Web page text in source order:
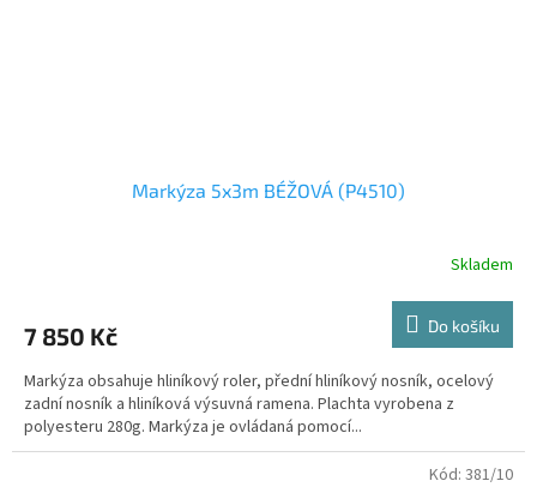
Markýza 5x3m BÉŽOVÁ (P4510)
Skladem
7 850 Kč Do košíku
Markýza obsahuje hliníkový roler, přední hliníkový nosník, ocelový
zadní nosník a hliníková výsuvná ramena. Plachta vyrobena z
polyesteru 280g. Markýza je ovládaná pomocí...
Kód: 381/10